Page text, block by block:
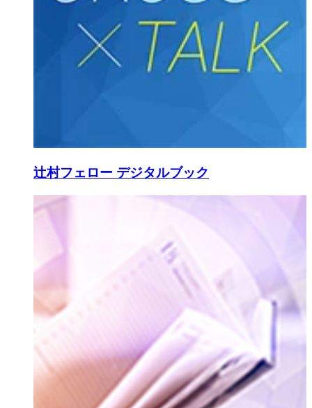
辻村フェロー デジタルブック